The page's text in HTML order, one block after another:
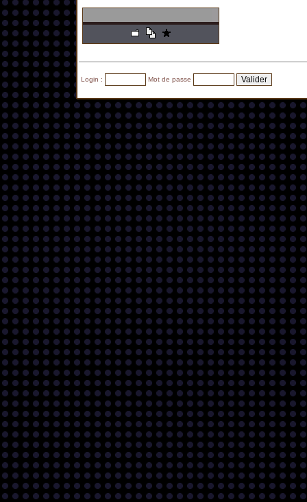
Login : Mot de passe